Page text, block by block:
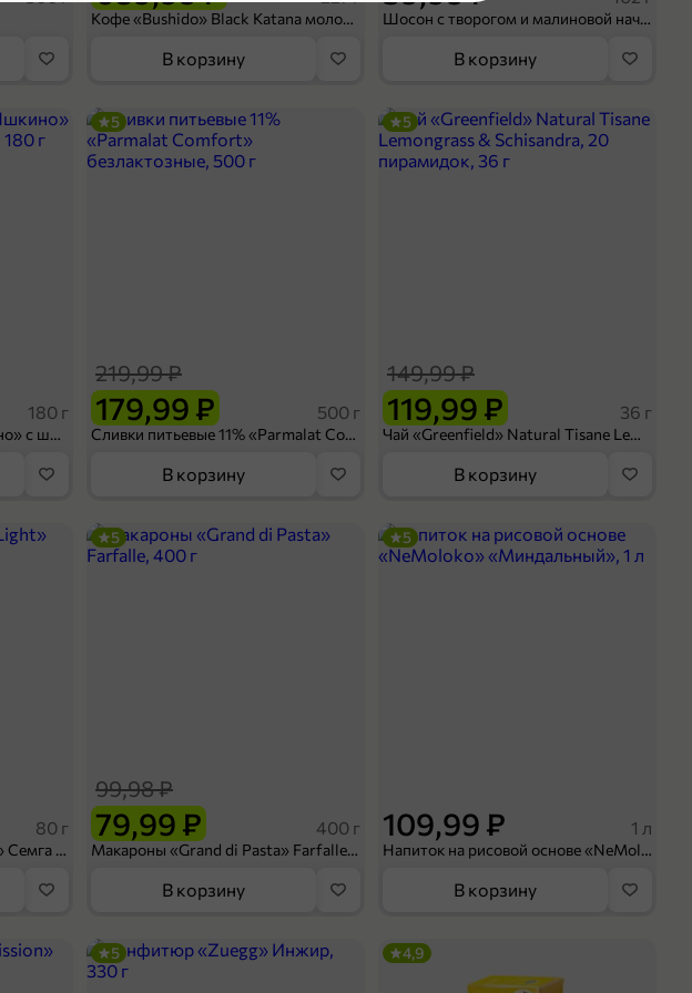
Конфеты
Поделиться
Кофе «Bushido» Black Katana молотый, 227 г
В корзину
Шосон с творогом и малиновой начинкой, 102 г
В корзину
180 г
Вафельный сэндвич «Яшкино» с шоколадной начинкой, 180 г
179,99 ₽
219,99 ₽
500 г
Сливки питьевые 11% «Parmalat Comfort» безлактозные, 500 г
5
В корзину
119,99 ₽
149,99 ₽
36 г
Чай «Greenfield» Natural Tisane Lemongrass & Schisandra, 20 пирамидок, 36 г
5
В корзину
80 г
Сухарики «Кириешки Light» Семга с сыром, 80 г
79,99 ₽
99,98 ₽
400 г
Макароны «Grand di Pasta» Farfalle, 400 г
5
В корзину
109,99 ₽ 1 л
Напиток на рисовой основе «NeMoloko» «Миндальный», 1 л
5
В корзину
5 4,9